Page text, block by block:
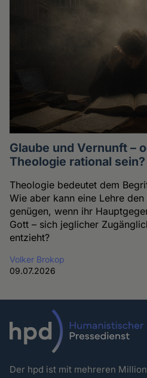
Glaube und Vernunft –
Theologie rational sein?
Theologie bedeutet dem
Wie aber kann eine Lehre
genügen, wenn ihr
Gott – sich jeglicher
entzieht?
Volker Brokop
09.07.2026
Der hpd ist mit mehreren